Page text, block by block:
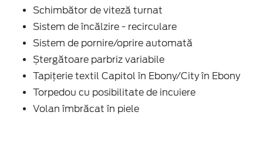
Schimbător de viteză turnat
Sistem de încălzire - recirculare
Sistem de pornire/oprire automată
Ștergătoare parbriz variabile
Tapițerie textil Capitol în Ebony/City în Ebony
Torpedou cu posibilitate de incuiere
Volan îmbrăcat în piele